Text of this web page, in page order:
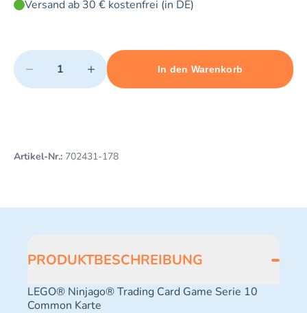
Versand ab 30 € kostenfrei (in DE)
Quantity
− +
Minimum quantity: 1 Maximum quantity: 3
In den Warenkorb
Add 1 item to cart
Artikel-Nr.: 702431-178
PRODUKTBESCHREIBUNG
LEGO® Ninjago® Trading Card Game Serie 10
Common Karte